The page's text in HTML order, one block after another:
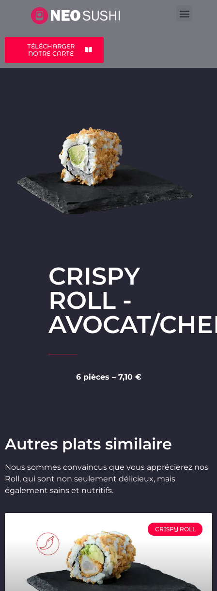
TÉLÉCHARGER
NOTRE CARTE
CRISPY
ROLL -
AVOCAT/
6 pièces – 7,10 €
Autres plats similaire
Nous sommes convaincus que vous apprécierez nos
Roll, qui sont non seulement délicieux, mais
également sains et nutritifs.
CRISPY ROLL